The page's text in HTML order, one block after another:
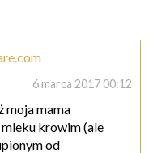
6 marca 2017 00:12
moja mama
krowim (ale
od